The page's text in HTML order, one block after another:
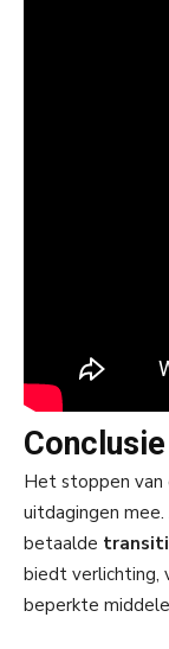
Conclusie
Het stoppen van
uitdagingen mee.
betaalde
biedt verlichting,
beperkte